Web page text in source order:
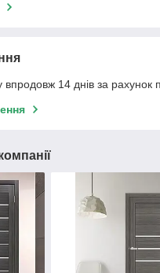
14 днів за рахунок